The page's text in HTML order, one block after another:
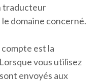
traducteur
domaine concerné.
est la
vous utilisez
envoyés aux